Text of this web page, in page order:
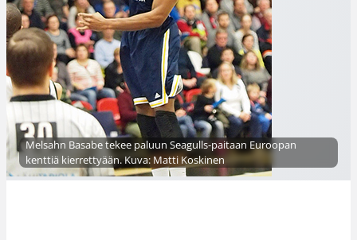
Melsahn Basabe tekee paluun Seagulls-paitaan Euroopan
kenttiä kierrettyään. Kuva: Matti Koskinen